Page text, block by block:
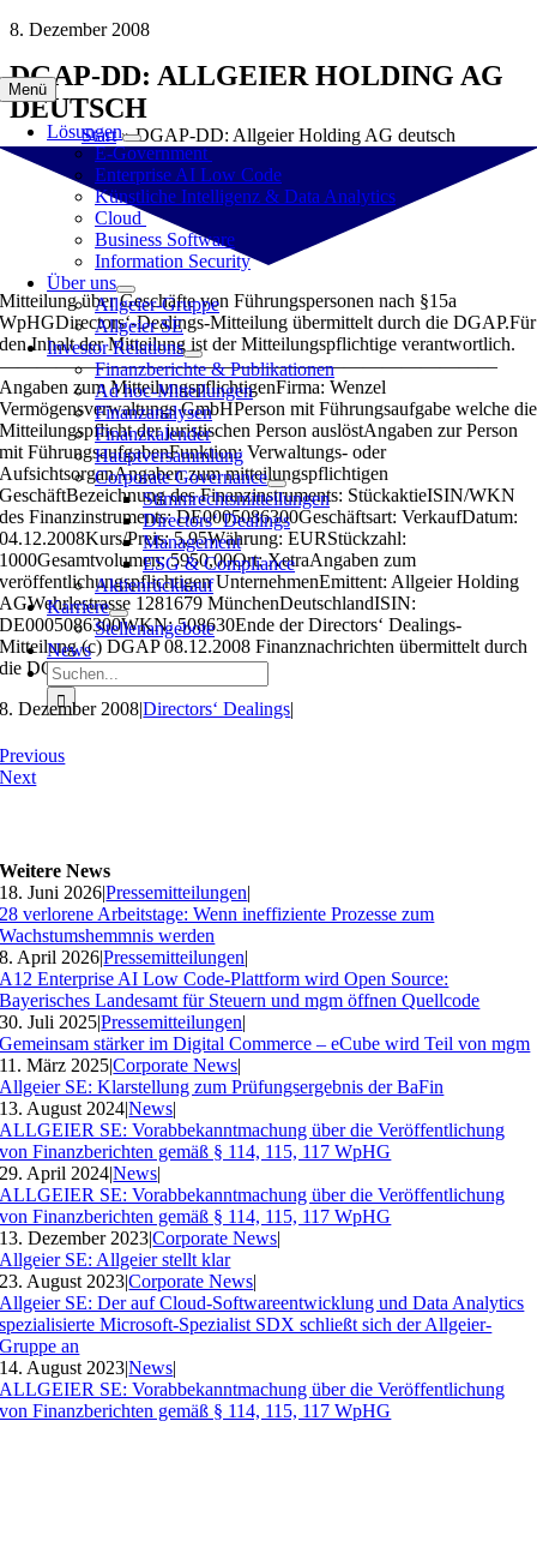
Zum
springen
Menü
Lösungen
E-Government
Enterprise AI Low Code
Künstliche Intelligenz & Data Analytics
Cloud
Business Software
Information Security
Über uns
Allgeier-Gruppe
Allgeier SE
Investor Relations
Finanzberichte & Publikationen
Ad hoc-Mitteilungen
Finanzanalysen
Finanzkalender
Hauptversammlung
Corporate Governance
Stimmrechtsmitteilungen
Directors‘ Dealings
Management
ESG & Compliance
Aktienrückkauf
Karriere
Stellenangebote
News
Suche
nach:
8. Dezember 2008
DGAP-DD: ALLGEIER HOLDING AG
DEUTSCH
Start»DGAP-DD: Allgeier Holding AG deutsch
Mitteilung über Geschäfte von Führungspersonen nach §15a
WpHGDirectors‘-Dealings-Mitteilung übermittelt durch die DGAP.Für
den Inhalt der Mitteilung ist der Mitteilungspflichtige verantwortlich.
——————————————————————————
Angaben zum MitteilungspflichtigenFirma: Wenzel
Vermögensverwaltungs GmbHPerson mit Führungsaufgabe welche die
Mitteilungspflicht der juristischen Person auslöstAngaben zur Person
mit FührungsaufgabenFunktion: Verwaltungs- oder
AufsichtsorganAngaben zum mitteilungspflichtigen
GeschäftBezeichnung des Finanzinstruments: StückaktieISIN/WKN
des Finanzinstruments: DE0005086300Geschäftsart: VerkaufDatum:
04.12.2008Kurs/Preis: 5,95Währung: EURStückzahl:
1000Gesamtvolumen: 5950,00Ort: XetraAngaben zum
veröffentlichungspflichtigen UnternehmenEmittent: Allgeier Holding
AGWehrlestrasse 1281679 MünchenDeutschlandISIN:
DE0005086300WKN: 508630Ende der Directors‘ Dealings-
Mitteilung (c) DGAP 08.12.2008 Finanznachrichten übermittelt durch
die DGAPID 8357
8. Dezember 2008|Directors‘ Dealings|
Previous
Next
Weitere News
18. Juni 2026|Pressemitteilungen|
28 verlorene Arbeitstage: Wenn ineffiziente Prozesse zum
Wachstumshemmnis werden
8. April 2026|Pressemitteilungen|
A12 Enterprise AI Low Code-Plattform wird Open Source:
Bayerisches Landesamt für Steuern und mgm öffnen Quellcode
30. Juli 2025|Pressemitteilungen|
Gemeinsam stärker im Digital Commerce – eCube wird Teil von mgm
11. März 2025|Corporate News|
Allgeier SE: Klarstellung zum Prüfungsergebnis der BaFin
13. August 2024|News|
ALLGEIER SE: Vorabbekanntmachung über die Veröffentlichung
von Finanzberichten gemäß § 114, 115, 117 WpHG
29. April 2024|News|
ALLGEIER SE: Vorabbekanntmachung über die Veröffentlichung
von Finanzberichten gemäß § 114, 115, 117 WpHG
13. Dezember 2023|Corporate News|
Allgeier SE: Allgeier stellt klar
23. August 2023|Corporate News|
Allgeier SE: Der auf Cloud-Softwareentwicklung und Data Analytics
spezialisierte Microsoft-Spezialist SDX schließt sich der Allgeier-
Gruppe an
14. August 2023|News|
ALLGEIER SE: Vorabbekanntmachung über die Veröffentlichung
von Finanzberichten gemäß § 114, 115, 117 WpHG